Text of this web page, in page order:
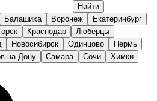
Балашиха Воронеж
Екатеринбург
Краснодар
Люберцы
Новосибирск Одинцово
Пермь
на-Дону Самара Сочи
Химки